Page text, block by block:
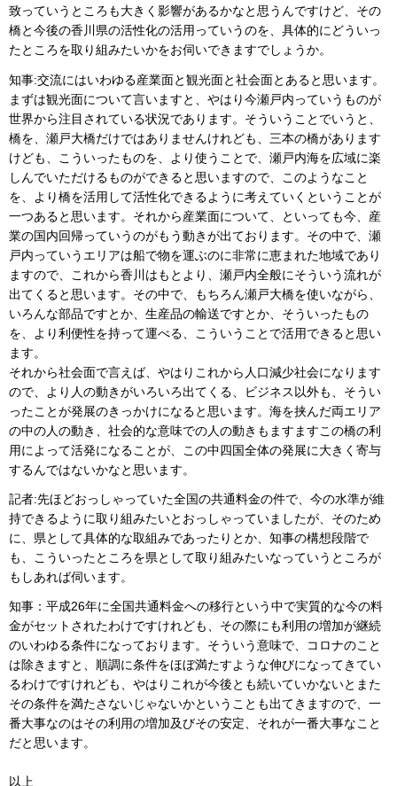
致っていうところも大きく影響があるかなと思うんですけど、その
橋と今後の香川県の活性化の活用っていうのを、具体的にどういっ
たところを取り組みたいかをお伺いできますでしょうか。
知事:交流にはいわゆる産業面と観光面と社会面とあると思います。
まずは観光面について言いますと、やはり今瀬戸内っていうものが
世界から注目されている状況であります。そういうことでいうと、
橋を、瀬戸大橋だけではありませんけれども、三本の橋があります
けども、こういったものを、より使うことで、瀬戸内海を広域に楽
しんでいただけるものができると思いますので、このようなこと
を、より橋を活用して活性化できるように考えていくということが
一つあると思います。それから産業面について、といっても今、産
業の国内回帰っていうのがもう動きが出ております。その中で、瀬
戸内っていうエリアは船で物を運ぶのに非常に恵まれた地域であり
ますので、これから香川はもとより、瀬戸内全般にそういう流れが
出てくると思います。その中で、もちろん瀬戸大橋を使いながら、
いろんな部品ですとか、生産品の輸送ですとか、そういったもの
を、より利便性を持って運べる、こういうことで活用できると思い
ます。
それから社会面で言えば、やはりこれから人口減少社会になります
ので、より人の動きがいろいろ出てくる、ビジネス以外も、そうい
ったことが発展のきっかけになると思います。海を挟んだ両エリア
の中の人の動き、社会的な意味での人の動きもますますこの橋の利
用によって活発になることが、この中四国全体の発展に大きく寄与
するんではないかなと思います。
記者:先ほどおっしゃっていた全国の共通料金の件で、今の水準が維
持できるように取り組みたいとおっしゃっていましたが、そのため
に、県として具体的な取組みであったりとか、知事の構想段階で
も、こういったところを県として取り組みたいなっていうところが
もしあれば伺います。
知事：平成26年に全国共通料金への移行という中で実質的な今の料
金がセットされたわけですけれども、その際にも利用の増加が継続
のいわゆる条件になっております。そういう意味で、コロナのこと
は除きますと、順調に条件をほぼ満たすような伸びになってきてい
るわけですけれども、やはりこれが今後とも続いていかないとまた
その条件を満たさないじゃないかということも出てきますので、一
番大事なのはその利用の増加及びその安定、それが一番大事なこと
だと思います。
以上